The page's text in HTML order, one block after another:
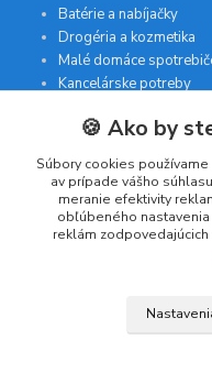
Batérie a nabíjačky
Drogéria a kozmetika
Malé domáce
Kancelárske potreby
Kontakt
INTERGAM s.r.o
Jelšová 5
🍪 Ako by
Súbory cookies
av prípade vášho
meranie efektivity
obľúbeného
reklám